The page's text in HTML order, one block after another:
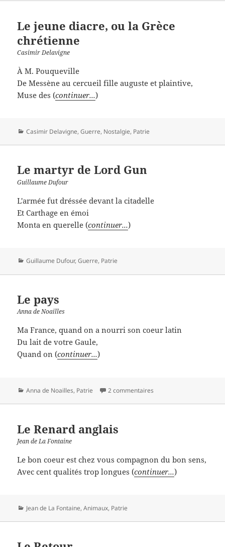
Le jeune diacre, ou la Grèce
chrétienne
Casimir Delavigne
À M. Pouqueville
De Messène au cercueil fille auguste et plaintive,
Muse des (continuer...)
Catégories
Casimir Delavigne,Guerre, Nostalgie, Patrie
Le martyr de Lord Gun
Guillaume Dufour
L'armée fut dréssée devant la citadelle
Et Carthage en émoi
Monta en querelle (continuer...)
Catégories
Guillaume Dufour,Guerre, Patrie
Le pays
Anna de Noailles
Ma France, quand on a nourri son coeur latin
Du lait de votre Gaule,
Quand on (continuer...)
Catégories
Anna de Noailles, Patrie 2 commentaires
Le Renard anglais
Jean de La Fontaine
Le bon coeur est chez vous compagnon du bon sens,
Avec cent qualités trop longues (continuer...)
Catégories
Jean de La Fontaine,Animaux, Patrie